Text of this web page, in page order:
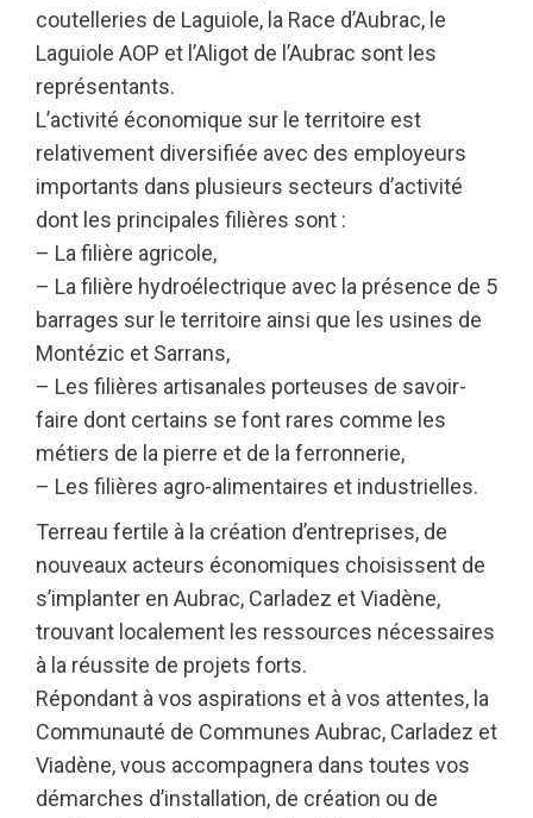
coutelleries de Laguiole, la Race d’Aubrac, le
Laguiole AOP et l’Aligot de l’Aubrac sont les
représentants.
L’activité économique sur le territoire est
relativement diversifiée avec des employeurs
importants dans plusieurs secteurs d’activité
dont les principales filières sont :
– La filière agricole,
– La filière hydroélectrique avec la présence de 5
barrages sur le territoire ainsi que les usines de
Montézic et Sarrans,
– Les filières artisanales porteuses de savoir-
faire dont certains se font rares comme les
métiers de la pierre et de la ferronnerie,
– Les filières agro-alimentaires et industrielles.
Terreau fertile à la création d’entreprises, de
nouveaux acteurs économiques choisissent de
s’implanter en Aubrac, Carladez et Viadène,
trouvant localement les ressources nécessaires
à la réussite de projets forts.
Répondant à vos aspirations et à vos attentes, la
Communauté de Communes Aubrac, Carladez et
Viadène, vous accompagnera dans toutes vos
démarches d’installation, de création ou de